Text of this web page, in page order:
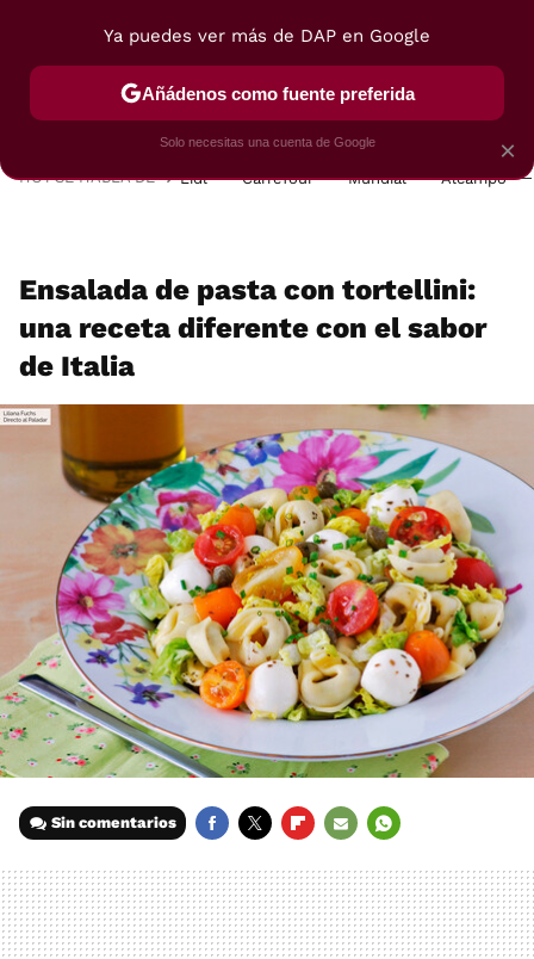
POSTRES VIAJES SELECCIÓN VEGUI
HOY SE HABLA DE Lidl Carrefour Mundial Alcampo
Ensalada de pasta con tortellini:
una receta diferente con el sabor
de Italia
Sin comentarios
MAIL
×
Ya puedes ver más de DAP en Google
Añádenos como fuente preferida
Solo necesitas una cuenta de Google